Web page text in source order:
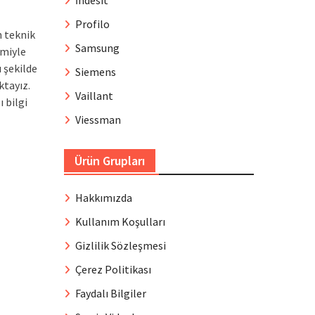
teknik
şekilde
bilgi
Profilo
Samsung
Siemens
Vaillant
Viessman
Ürün Grupları
Hakkımızda
Kullanım Koşulları
Gizlilik Sözleşmesi
Çerez Politikası
Faydalı Bilgiler